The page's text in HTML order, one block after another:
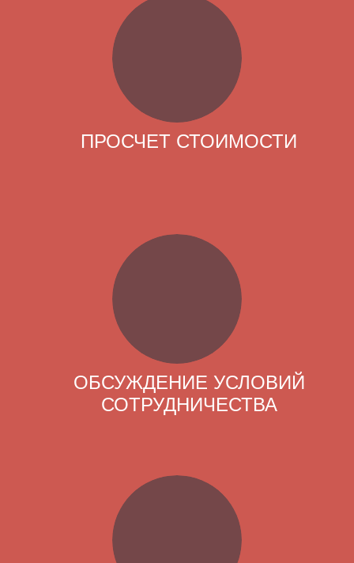
ПРОСЧЕТ СТОИМОСТИ
ОБСУЖДЕНИЕ УСЛОВИЙ
СОТРУДНИЧЕСТВА